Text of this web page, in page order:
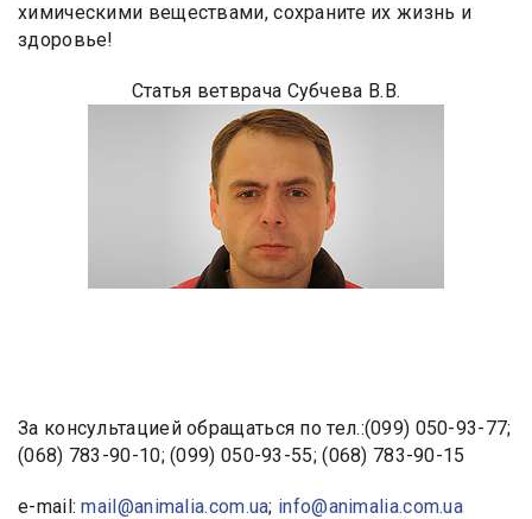
химическими веществами, сохраните их жизнь и
здоровье!
Статья ветврача Субчева В.В.
За консультацией обращаться по тел.:(099) 050-93-77;
(068) 783-90-10; (099) 050-93-55; (068) 783-90-15
e-mail:mail@animalia.com.ua; info@animalia.com.ua